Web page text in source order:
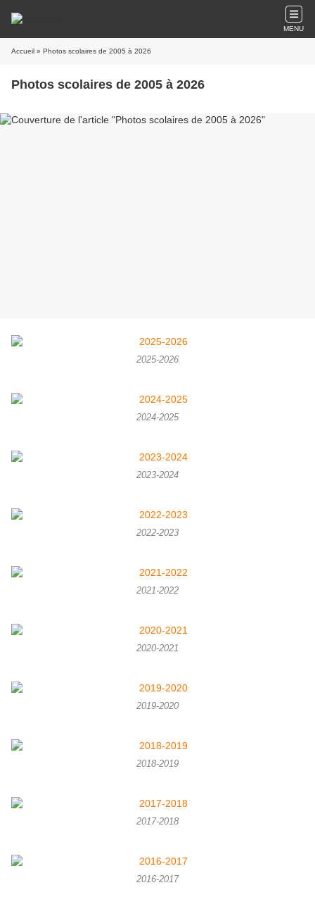
MENU
Accueil » Photos scolaires de 2005 à 2026
Photos scolaires de 2005 à 2026
2025-2026
2024-2025
2023-2024
2022-2023
2021-2022
2020-2021
2019-2020
2018-2019
2017-2018
2016-2017